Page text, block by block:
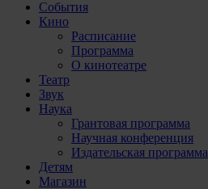
События
Кино
Расписание
Программа
О кинотеатре
Театр
Звук
Наука
Грантовая программа
Научная конференция
Издательская программа
Детям
Магазин